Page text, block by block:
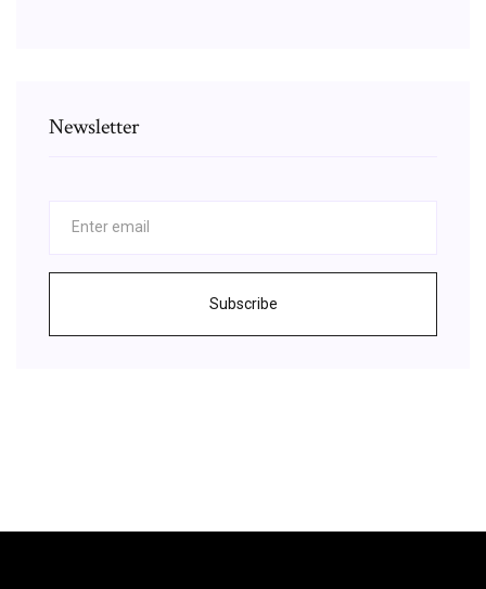
Newsletter
Subscribe